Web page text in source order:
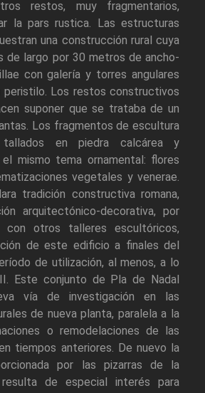
restos, muy fragmentarios,
la pars rustica. Las estructuras
una construcción rural cuya
de largo por 30 metros de ancho-
con galería y torres angulares
peristilo. Los restos constructivos
suponer que se trataba de un
Los fragmentos de escultura
tallados en piedra calcárea y
mismo tema ornamental: flores
vegetales y venerae.
tradición constructiva romana,
arquitectónico-decorativa, por
con otros talleres escultóricos,
de este edificio a finales del
de utilización, al menos, a lo
Este conjunto de Pla de Nadal
vía de investigación en las
de nueva planta, paralela a la
o remodelaciones de las
tiempos anteriores. De nuevo la
por las pizarras de la
de especial interés para